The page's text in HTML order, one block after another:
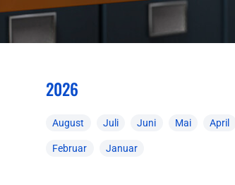
2026
August Juli Juni Mai April
Februar Januar